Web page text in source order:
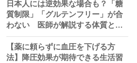
日本人には逆効果な場合も？「糖
質制限」「グルテンフリー」が合
わない 医師が解説する体質と健
康の新常識
【薬に頼らずに血圧を下げる方
法】降圧効果が期待できる生活習